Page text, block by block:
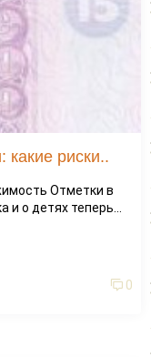
риски..
Отметки в
и о детях теперь...
0